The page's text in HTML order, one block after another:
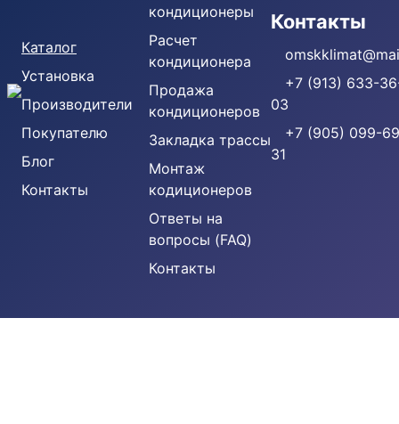
Каталог
Установка
Производители
Покупателю
Блог
Контакты
кондиционеры
Расчет
кондиционера
Продажа
кондиционеров
Закладка трассы
Монтаж
кодиционеров
Ответы на
вопросы (FAQ)
Контакты
Контакты
+7 (913) 633-
03
+7 (905) 099-
31